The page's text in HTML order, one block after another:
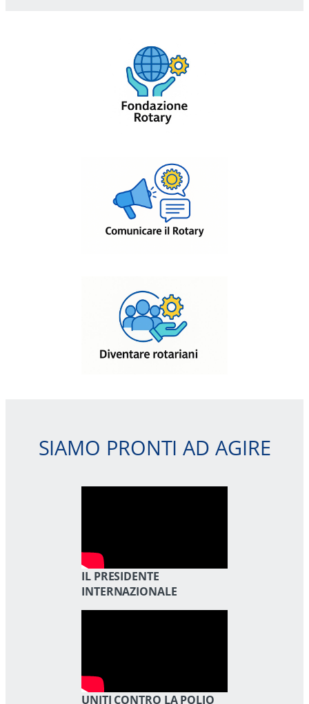
SIAMO PRONTI AD AGIRE
IL PRESIDENTE
INTERNAZIONALE
UNITI CONTRO LA POLIO